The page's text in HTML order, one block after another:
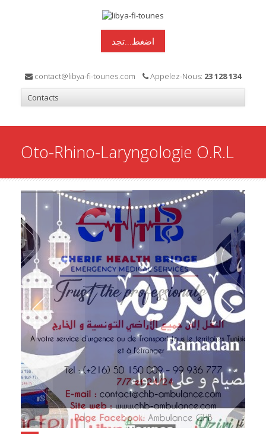
اضغط...تجد
contact@libya-fi-tounes.com Appelez-Nous: 23 128 134
Oto-Rhino-Laryngologie O.R.L